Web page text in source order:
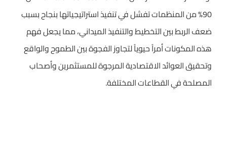
90% من المنظمات تفشل في تنفيذ استراتيجياتها بنجاح بسبب
ضعف الربط بين التخطيط والتنفيذ الميداني، مما يجعل فهم
هذه المكونات أمراً حيوياً لتجاوز الفجوة بين الطموح والواقع
وتحقيق العوائد الاقتصادية المرجوة للمستثمرين وأصحاب
المصلحة في القطاعات المختلفة.